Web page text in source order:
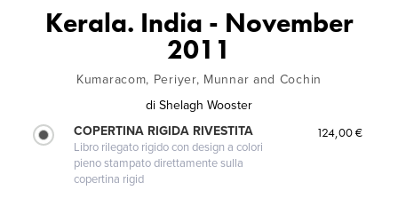
Kerala. India - November
2011
Kumaracom, Periyer, Munnar and Cochin
di Shelagh Wooster
COPERTINA RIGIDA RIVESTITA
Libro rilegato rigido con design a colori
pieno stampato direttamente sulla
copertina rigid
124,00 €